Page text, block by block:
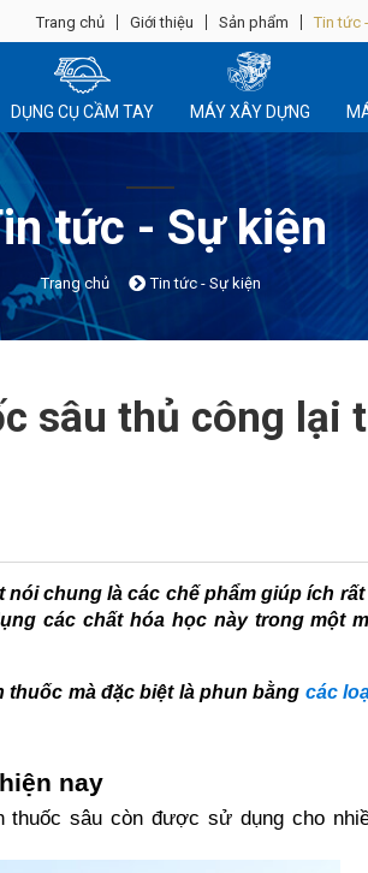
Trang chủ Giới thiệu Sản phẩm Tin tức
DỤNG CỤ CẦM TAY MÁY XÂY DỰNG
tức - Sự kiện
Trang chủ Tin tức - Sự kiện
sâu thủ công lại
chung là các chế phẩm giúp ích
các chất hóa học này trong một
mà đặc biệt là phun bằng các
nay
thuốc sâu còn được sử dụng cho